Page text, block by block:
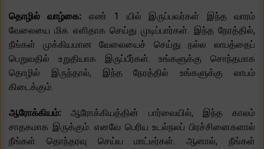
தொழில் வாழ்கை: எண் 1 யில் இருப்பவர்கள் இந்த வாரம்
வேலையை மிக எளிதாக செய்து முடிப்பார்கள். இந்த நேரத்தில்,
நீங்கள் முக்கியமான வேலையைச் செய்து நல்ல லாபத்தைப்
பெறுவதில் உறுதியாக இருப்பீர்கள். உங்களுக்கு சொந்தமாக
தொழில் இருந்தால், இந்த நேரத்தில் உங்களுக்கு லாபம்
கிடைக்கும்.
ஆரோக்கியம்:ஆரோக்கியத்தின் பார்வையில், இந்த காலம்
சாதகமாக இருக்கும். எனவே பெரிய உடல்நலப் பிரச்சினைகளால்
நீங்கள் தொந்தரவு செய்ய மாட்டீர்கள். ஆனால், நீங்கள்